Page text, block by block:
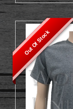
Out Of Stock